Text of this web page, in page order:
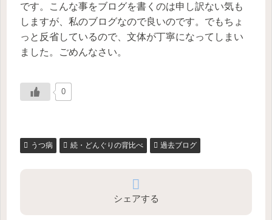
です。こんな事をブログを書くのは申し訳ない気も
しますが、私のブログなので良いのです。でもちょ
っと反省しているので、文体が丁寧になってしまい
ました。ごめんなさい。
0
うつ病 続・どんぐりの背比べ 過去ブログ
シェアする